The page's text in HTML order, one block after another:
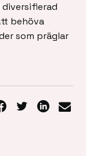
behöva
som präglar